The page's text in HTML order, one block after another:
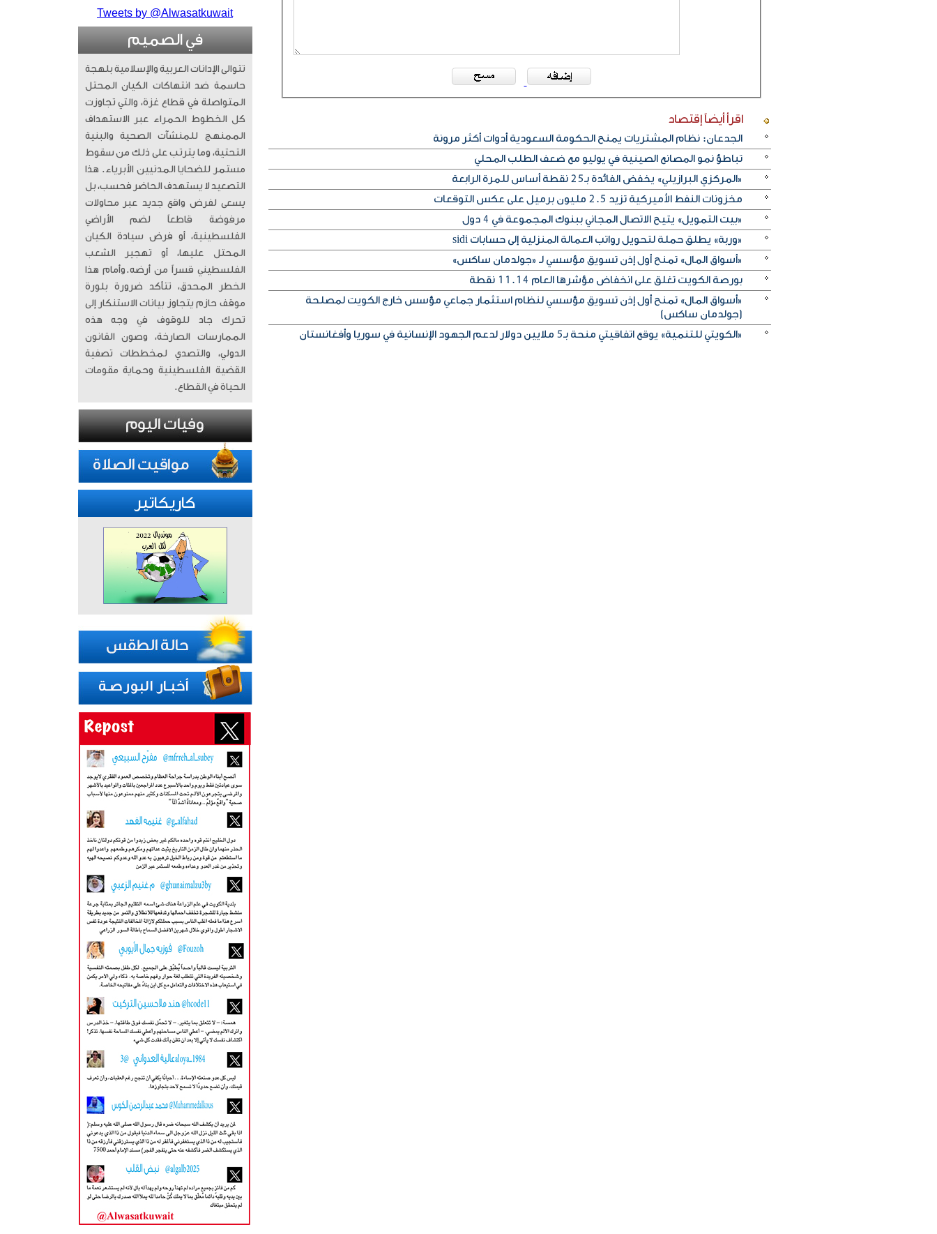
اقرأ أيضاًإقتصاد
الجدعان: نظام المشتريات يمنح الحكومة السعودية أدوات أكثر مرونة
تباطؤ نمو المصانع الصينية في يوليو مع ضعف الطلب المحلي
«المركزي البرازيلي» يخفض الفائدة بـ25 نقطة أساس للمرة الرابعة
مخزونات النفط الأميركية تزيد 2.5 مليون برميل على عكس التوقعات
«بيت التمويل» يتيح الاتصال المجاني ببنوك المجموعة في 4 دول
«وربة» يطلق حملة لتحويل رواتب العمالة المنزلية إلى حسابات sidi
«أسواق المال» تمنح أول إذن تسويق مؤسسي لـ «جولدمان ساكس»
بورصة الكويت تغلق على انخفاض مؤشرها العام 11.14 نقطة
«أسواق المال» تمنح أول إذن تسويق مؤسسي لنظام استثمار جماعي مؤسس خارج الكويت لمصلحة
(جولدمان ساكس)
«الكويتي للتنمية» يوقع اتفاقيتي منحة بـ5 ملايين دولار لدعم الجهود الإنسانية في سوريا وأفغانستان
Tweets by @Alwasatkuwait
في الصميم
تتوالى الإدانات العربية والإسلامية بلهجة
حاسمة ضد انتهاكات الكيان المحتل
المتواصلة في قطاع غزة، والتي تجاوزت
كل الخطوط الحمراء عبر الاستهداف
الممنهج للمنشآت الصحية والبنية
التحتية، وما يترتب على ذلك من سقوط
مستمر للضحايا المدنيين الأبرياء. ​ هذا
التصعيد لا يستهدف الحاضر فحسب، بل
يسعى لفرض واقع جديد عبر محاولات
مرفوضة قاطعاً لضم الأراضي
الفلسطينية، أو فرض سيادة الكيان
المحتل عليها، أو تهجير الشعب
الفلسطيني قسراً من أرضه. ​وأمام هذا
الخطر المحدق، تتأكد ضرورة بلورة
موقف حازم يتجاوز بيانات الاستنكار إلى
تحرك جاد للوقوف في وجه هذه
الممارسات الصارخة، وصون القانون
الدولي، والتصدي لمخططات تصفية
القضية الفلسطينية وحماية مقومات
الحياة في القطاع.
كاريكاتير